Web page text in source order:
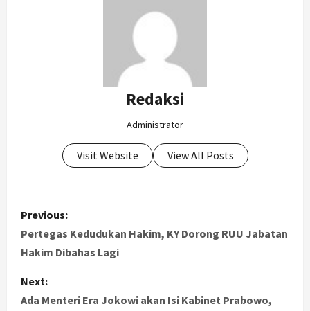
Redaksi
Administrator
Visit Website View All Posts
P
o
t
Previous:
Pertegas Kedudukan Hakim, KY Dorong RUU Jabatan
Hakim Dibahas Lagi
Next:
Ada Menteri Era Jokowi akan Isi Kabinet Prabowo,